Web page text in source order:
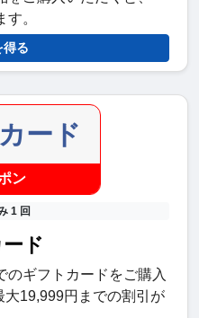
。
得る
ード
ン
1 回
ド
のギフトカードをご購入
19,999円までの割引が